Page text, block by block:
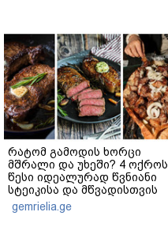
რატომ გამოდის ხორცი
მშრალი და უხეში? 4 ოქროს
წესი იდეალურად წვნიანი
სტეიკისა და მწვადისთვის
gemrielia.ge